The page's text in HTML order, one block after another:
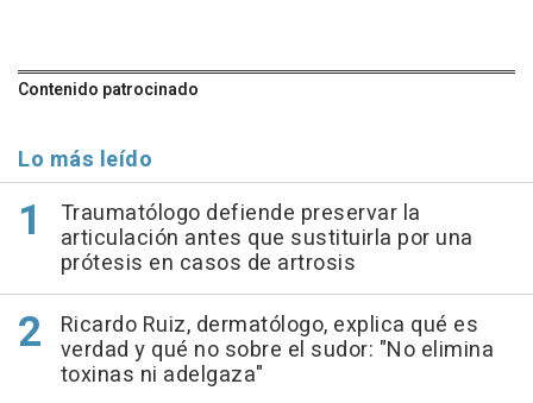
Contenido patrocinado
Lo más leído
Traumatólogo defiende preservar la
articulación antes que sustituirla por una
prótesis en casos de artrosis
Ricardo Ruiz, dermatólogo, explica qué es
verdad y qué no sobre el sudor: "No elimina
toxinas ni adelgaza"